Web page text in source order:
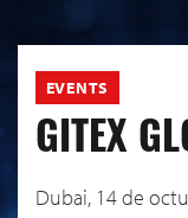
EVENTS
GITEX
Dubai, 14 de